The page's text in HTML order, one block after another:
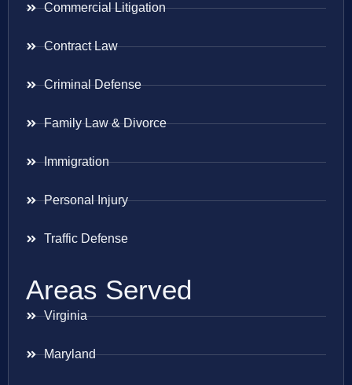
Commercial Litigation
Contract Law
Criminal Defense
Family Law & Divorce
Immigration
Personal Injury
Traffic Defense
Areas Served
Virginia
Maryland